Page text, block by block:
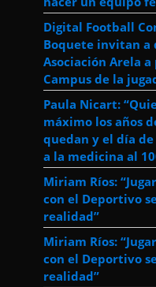
Digital Football
Boquete invitan a
Asociación Arela
Campus de la
Paula Nicart:
máximo los años
quedan y el día
a la medicina al
Miriam Ríos:
con el Deportivo
realidad”
Miriam Ríos:
con el Deportivo
realidad”